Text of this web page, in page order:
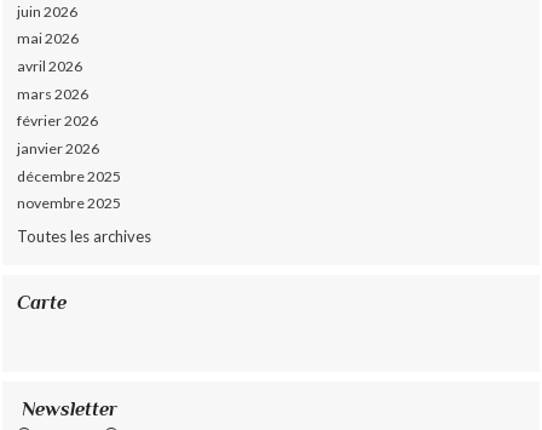
juin 2026
mai 2026
avril 2026
mars 2026
février 2026
janvier 2026
décembre 2025
novembre 2025
Toutes les archives
Carte
Newsletter